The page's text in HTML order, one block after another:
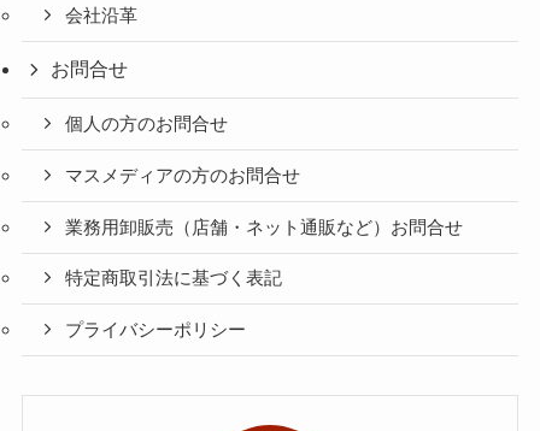
会社沿革
お問合せ
個人の方のお問合せ
マスメディアの方のお問合せ
業務用卸販売（店舗・ネット通販など）お問合せ
特定商取引法に基づく表記
プライバシーポリシー